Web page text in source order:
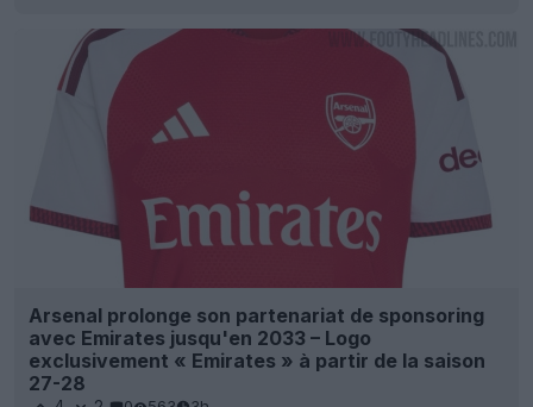
Arsenal prolonge son partenariat de sponsoring
avec Emirates jusqu'en 2033 – Logo
exclusivement « Emirates » à partir de la saison
27-28